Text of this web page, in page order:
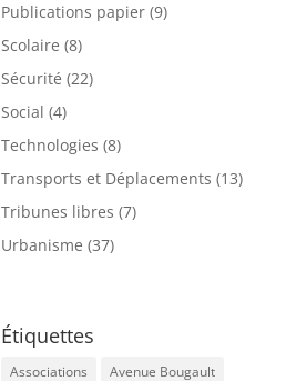
Publications papier(9)
Scolaire (8)
Sécurité (22)
Social (4)
Technologies (8)
Transports et Déplacements (13)
Tribunes libres (7)
Urbanisme (37)
Étiquettes
Associations
Avenue Bougault